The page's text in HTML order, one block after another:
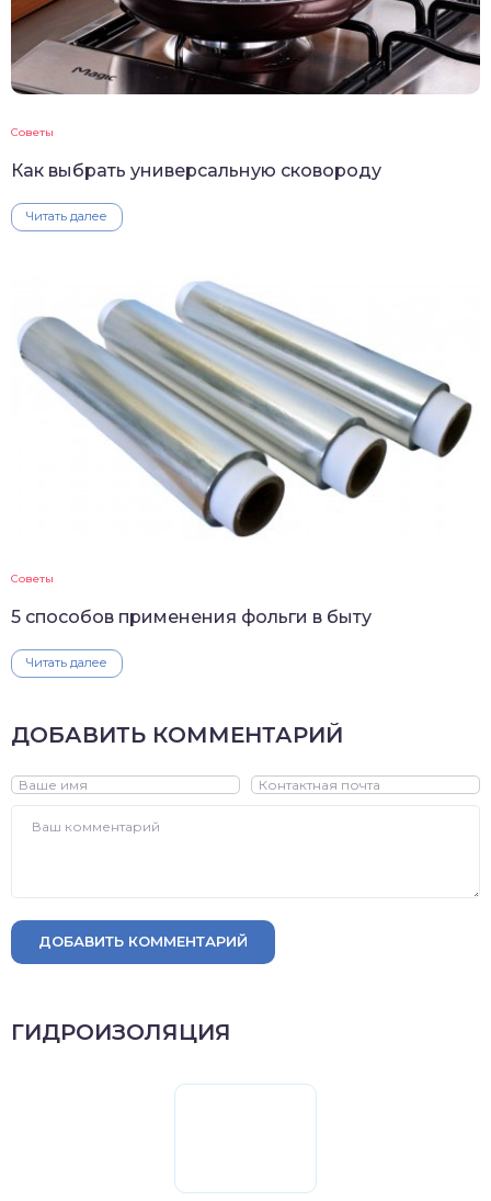
Советы
Как выбрать универсальную сковороду
Читать далее
Советы
5 способов применения фольги в быту
Читать далее
ДОБАВИТЬ КОММЕНТАРИЙ
ДОБАВИТЬ КОММЕНТАРИЙ
ГИДРОИЗОЛЯЦИЯ